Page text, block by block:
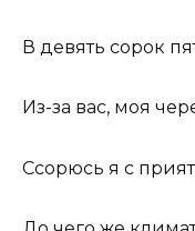
В девять сорок
Из-за вас, моя
Ссорюсь я с